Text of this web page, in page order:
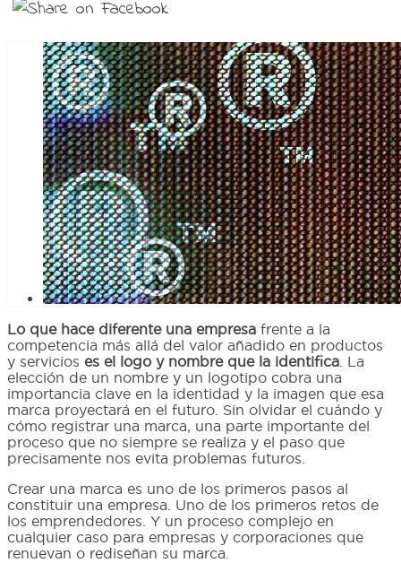
Lo que hace diferente una empresa frente a la
competencia más allá del valor añadido en productos
y servicios es el logo y nombre que la identifica . La
elección de un nombre y un logotipo cobra una
importancia clave en la identidad y la imagen que esa
marca proyectará en el futuro. Sin olvidar el cuándo y
cómo registrar una marca, una parte importante del
proceso que no siempre se realiza y el paso que
precisamente nos evita problemas futuros.
Crear una marca es uno de los primeros pasos al
constituir una empresa. Uno de los primeros retos de
los emprendedores. Y un proceso complejo en
cualquier caso para empresas y corporaciones que
renuevan o rediseñan su marca.